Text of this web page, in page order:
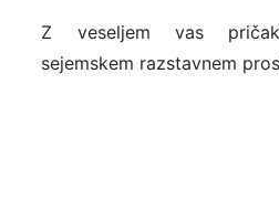
Z veseljem vas
sejemskem razstavnem